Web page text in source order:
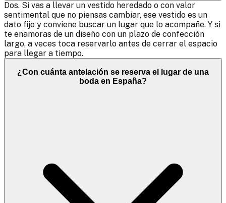
Dos. Si vas a llevar un vestido heredado o con valor
sentimental que no piensas cambiar, ese vestido es un
dato fijo y conviene buscar un lugar que lo acompañe. Y si
te enamoras de un diseño con un plazo de confección
largo, a veces toca reservarlo antes de cerrar el espacio
para llegar a tiempo.
¿Con cuánta antelación se reserva el lugar de una
boda en España?